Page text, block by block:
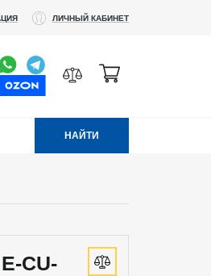
ЛИЧНЫЙ КАБИНЕТ
НАЙТИ
CU-